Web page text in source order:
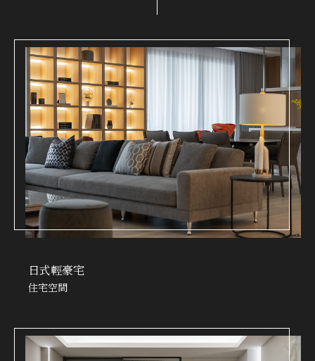
日式輕豪宅
住宅空間